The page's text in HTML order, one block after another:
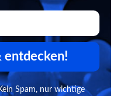
entdecken!
Spam, nur wichtige